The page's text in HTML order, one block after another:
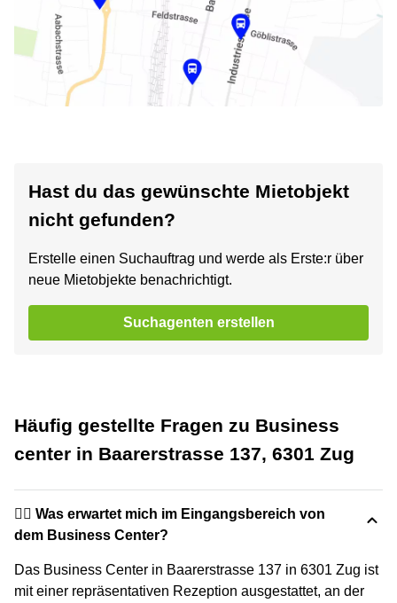
Hast du das gewünschte Mietobjekt
nicht gefunden?
Erstelle einen Suchauftrag und werde als Erste:r über
neue Mietobjekte benachrichtigt.
Suchagenten erstellen
Häufig gestellte Fragen zu Business
center in Baarerstrasse 137, 6301 Zug
🙋‍♀️ Was erwartet mich im Eingangsbereich von
dem Business Center?
Das Business Center in Baarerstrasse 137 in 6301 Zug ist
mit einer repräsentativen Rezeption ausgestattet, an der